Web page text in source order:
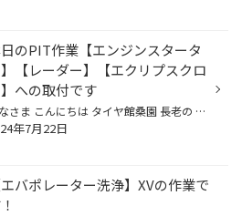
のPIT作業【エンジンスタータ
【レーダー】【エクリプスクロ
への取付です
みなさま こんにちは タイヤ館桑園 長老の あずまや です ここ最近の暑さはたまらんですね～ 灼熱のPITになっております さて本日のご紹介はコチラ コチラのお車、今年の新車でして やっぱりエンジンスターターをつけたい！ とのご希望でこちらの商品を取付させて頂きました カーメイト エンスタ TE...
年7月22日
エバポレーター洗浄】XVの作業で